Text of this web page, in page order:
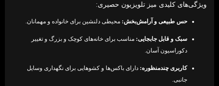
ویژگی‌های کلیدی میز تلویزیون حصیری:
حس طبیعی و آرامش‌بخش: محیطی دلنشین برای خانواده و مهمانان.
سبک و قابل جابجایی: مناسب برای خانه‌های کوچک و بزرگ و تغییر
دکوراسیون آسان.
کاربری چندمنظوره: دارای باکس‌ها و کشوهایی برای نگهداری وسایل
جانبی.